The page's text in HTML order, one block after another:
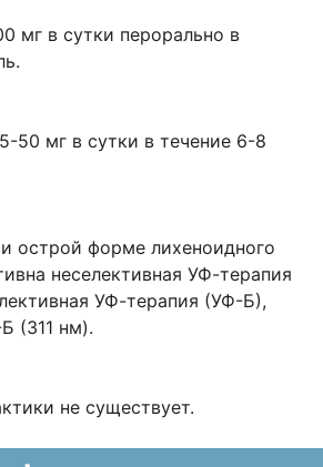
мг в сутки перорально в
мг в сутки в течение 6-8
острой форме лихеноидного
неселективная УФ-терапия
УФ-терапия (УФ-Б),
(311 нм).
не существует.